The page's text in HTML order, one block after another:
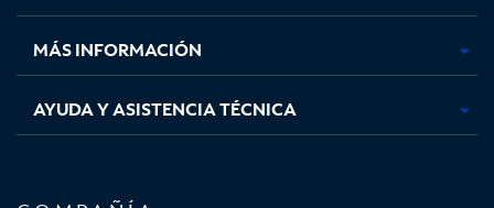
nuevanuevanuevanueva
MÁS INFORMACIÓN
AYUDA Y ASISTENCIA TÉCNICA